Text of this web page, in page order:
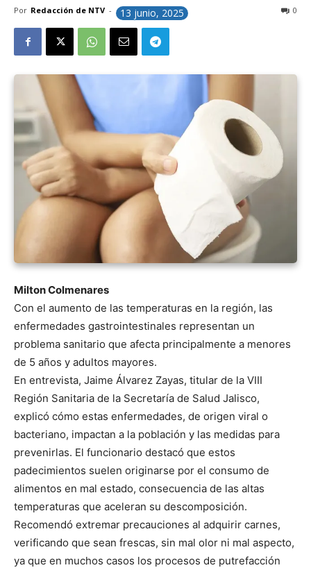
Por Redacción de NTV - 13 junio, 2025 0
Milton Colmenares
Con el aumento de las temperaturas en la región, las
enfermedades gastrointestinales representan un
problema sanitario que afecta principalmente a menores
de 5 años y adultos mayores.
En entrevista, Jaime Álvarez Zayas, titular de la VIII
Región Sanitaria de la Secretaría de Salud Jalisco,
explicó cómo estas enfermedades, de origen viral o
bacteriano, impactan a la población y las medidas para
prevenirlas. El funcionario destacó que estos
padecimientos suelen originarse por el consumo de
alimentos en mal estado, consecuencia de las altas
temperaturas que aceleran su descomposición.
Recomendó extremar precauciones al adquirir carnes,
verificando que sean frescas, sin mal olor ni mal aspecto,
ya que en muchos casos los procesos de putrefacción